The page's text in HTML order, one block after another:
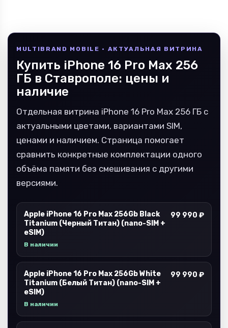
MULTIBRAND MOBILE · АКТУАЛЬНАЯ ВИТРИНА
Купить iPhone 16 Pro Max 256
ГБ в Ставрополе: цены и
наличие
Отдельная витрина iPhone 16 Pro Max 256 ГБ с
актуальными цветами, вариантами SIM,
ценами и наличием. Страница помогает
сравнить конкретные комплектации одного
объёма памяти без смешивания с другими
версиями.
Apple iPhone 16 Pro Max 256Gb Black
Titanium (Черный Титан) (nano-SIM +
eSIM)
В наличии
99 990 ₽
Apple iPhone 16 Pro Max 256Gb White
Titanium (Белый Титан) (nano-SIM +
eSIM)
В наличии
99 990 ₽